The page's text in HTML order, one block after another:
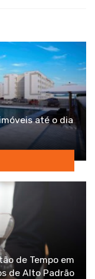
até o dia
de Tempo em
de Alto Padrão